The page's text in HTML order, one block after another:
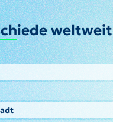
weltweit